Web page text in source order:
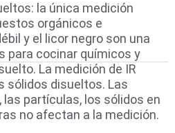
la única medición
orgánicos e
y el licor negro son una
para cocinar químicos y
La medición de IR
sólidos disueltos. Las
las partículas, los sólidos en
no afectan a la medición.